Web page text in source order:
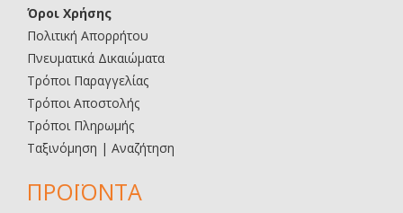
Όροι Χρήσης
Πολιτική Απορρήτου
Πνευματικά Δικαιώματα
Τρόποι Παραγγελίας
Τρόποι Αποστολής
Τρόποι Πληρωμής
Ταξινόμηση | Αναζήτηση
ΠΡΟΪΟΝΤΑ